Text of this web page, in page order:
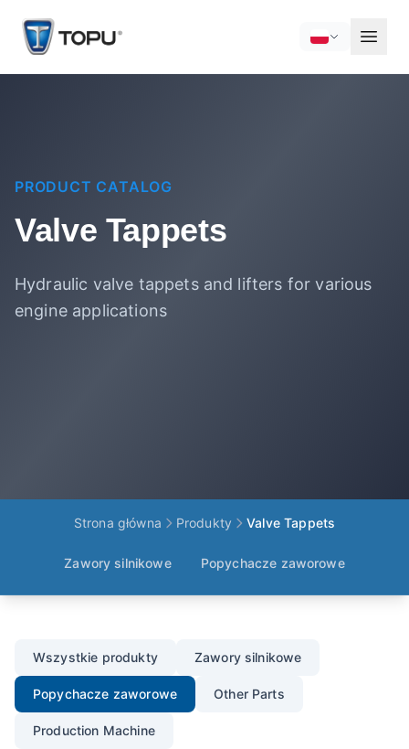
PRODUCT CATALOG
Valve Tappets
Hydraulic valve tappets and lifters for various
engine applications
Strona główna Produkty Valve Tappets
Zawory silnikowe Popychacze zaworowe
Wszystkie produkty Zawory silnikowe
Popychacze zaworowe Other Parts
Production Machine